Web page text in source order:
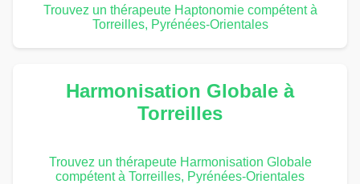
Trouvez un thérapeute Haptonomie compétent à
Torreilles, Pyrénées-Orientales
Harmonisation Globale à
Torreilles
Trouvez un thérapeute Harmonisation Globale
compétent à Torreilles, Pyrénées-Orientales